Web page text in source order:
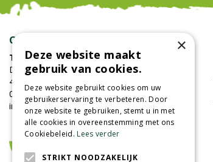
Contact
Tuincentrum Oosterhout
Damweg 7
4905BS Oosterhout
0162-451852
info@tuincentrumoosterhout.nl
×
Deze website maakt
gebruik van cookies.
Deze website gebruikt cookies om uw
gebruikerservaring te verbeteren. Door
onze website te gebruiken, stemt u in met
alle cookies in overeenstemming met ons
Cookiebeleid.Lees verder
STRIKT NOODZAKELIJK